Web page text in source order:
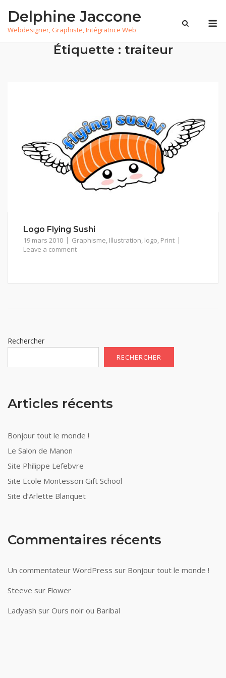
content
Delphine Jaccone
Webdesigner, Graphiste, Intégratrice Web
Étiquette : traiteur
Logo Flying Sushi
19 mars 2010 Graphisme, Illustration, logo, Print
Leave a comment
Rechercher
RECHERCHER
Articles récents
Bonjour tout le monde !
Le Salon de Manon
Site Philippe Lefebvre
Site Ecole Montessori Gift School
Site d’Arlette Blanquet
Commentaires récents
Un commentateur WordPress sur Bonjour tout le monde !
Steeve sur Flower
Ladyash sur Ours noir ou Baribal